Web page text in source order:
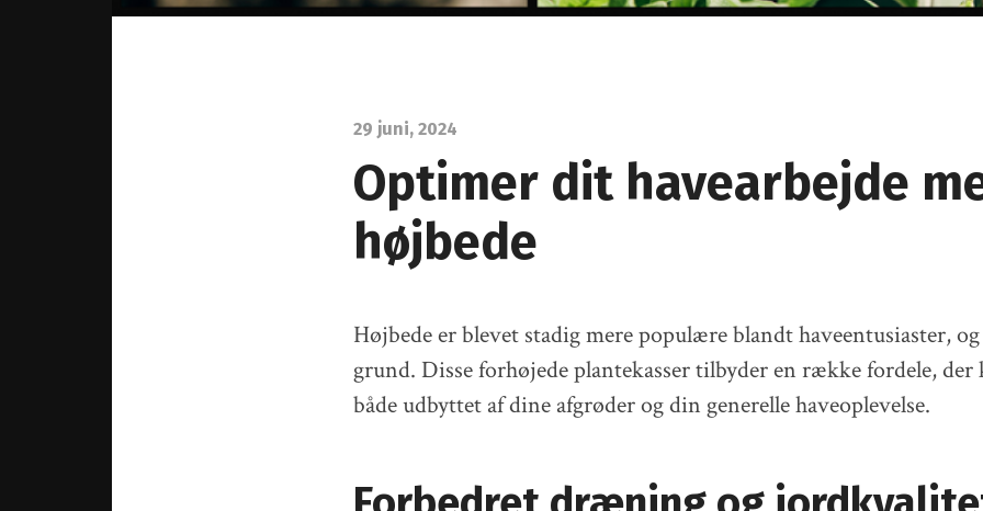
29 juni, 2024
Optimer dit havearbejde
højbede
Højbede er blevet stadig mere populære blandt haveentusiaster,
grund. Disse forhøjede plantekasser tilbyder en række fordele, der
både udbyttet af dine afgrøder og din generelle haveoplevelse.